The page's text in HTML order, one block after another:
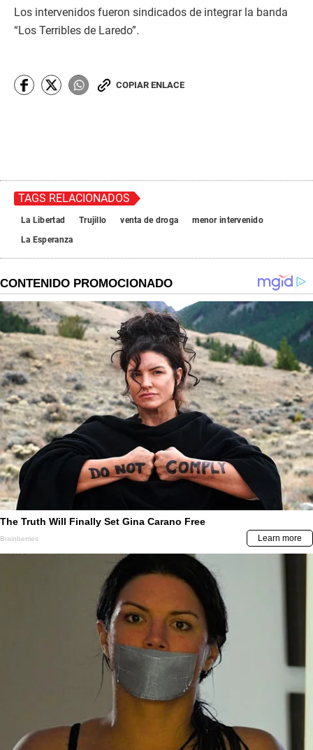
Los intervenidos fueron sindicados de integrar la banda
“Los Terribles de Laredo”.
COPIAR ENLACE
TAGS RELACIONADOS
La Libertad Trujillo venta de droga
menor intervenido
La Esperanza